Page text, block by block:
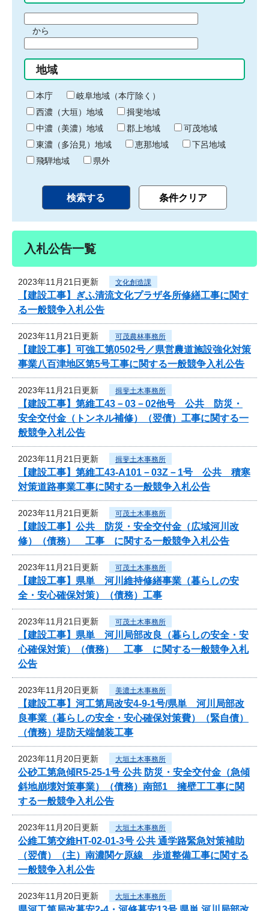
間
始
り
から
間
終
わ
り
地域
本庁
岐阜地域（本庁除く）
西濃（大垣）地域
揖斐地域
中濃（美濃）地域
郡上地域
可茂地域
東濃（多治見）地域
恵那地域
下呂地域
飛騨地域
県外
入札公告一覧
2023年11月21日更新 文化創造課
【建設工事】ぎふ清流文化プラザ各所修繕工事に関す
る一般競争入札公告
2023年11月21日更新 可茂農林事務所
【建設工事】可強工第0502号／県営農道施設強化対策
事業八百津地区第5号工事に関する一般競争入札公告
2023年11月21日更新 揖斐土木事務所
【建設工事】第維工43－03－02他号 公共 防災・
安全交付金（トンネル補修）（翌債）工事に関する一
般競争入札公告
2023年11月21日更新 揖斐土木事務所
【建設工事】第維工43-A101－03Z－1号 公共 積寒
対策道路事業工事に関する一般競争入札公告
2023年11月21日更新 可茂土木事務所
【建設工事】公共 防災・安全交付金（広域河川改
修）（債務） 工事 に関する一般競争入札公告
2023年11月21日更新 可茂土木事務所
【建設工事】県単 河川維持修繕事業（暮らしの安
全・安心確保対策）（債務）工事
2023年11月21日更新 可茂土木事務所
【建設工事】県単 河川局部改良（暮らしの安全・安
心確保対策）（債務） 工事 に関する一般競争入札
公告
2023年11月20日更新 美濃土木事務所
【建設工事】河工第局改安4-9-1号/県単 河川局部改
良事業（暮らしの安全・安心確保対策費）（緊自債）
（債務）堤防天端舗装工事
2023年11月20日更新 大垣土木事務所
公砂工第急傾R5-25-1号 公共 防災・安全交付金（急傾
斜地崩壊対策事業）（債務）南部1 擁壁工工事に関
する一般競争入札公告
2023年11月20日更新 大垣土木事務所
公維工第交維HT-02-01-3号 公共 通学路緊急対策補助
（翌債）（主）南濃関ケ原線 歩道整備工事に関する
一般競争入札公告
2023年11月20日更新 大垣土木事務所